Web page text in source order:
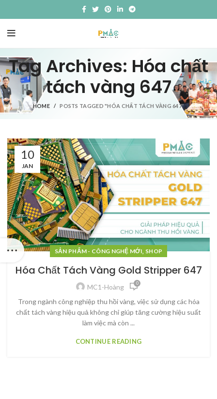
Tag Archives: Hóa chất
tách vàng 647
HOME POSTS TAGGED "HÓA CHẤT TÁCH VÀNG 647"
10
JAN
SẢN PHẨM - CÔNG NGHỆ MỚI, SHOP
Hóa Chất Tách Vàng Gold Stripper 647
MC1-Hoàng 0
Trong ngành công nghiệp thu hồi vàng, việc sử dụng các hóa
chất tách vàng hiệu quả không chỉ giúp tăng cường hiệu suất
làm việc mà còn ...
CONTINUE READING